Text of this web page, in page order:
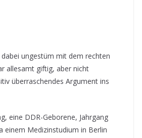
ungestüm mit dem rechten
allesamt giftig, aber nicht
überraschendes Argument ins
eine DDR-Geborene, Jahrgang
einem Medizinstudium in Berlin